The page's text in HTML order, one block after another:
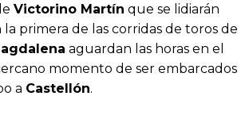
Victorino Martín que se lidiarán
primera de las corridas de toros de
aguardan las horas en el
momento de ser embarcados
a Castellón.